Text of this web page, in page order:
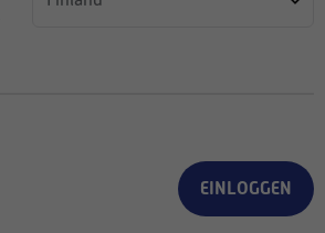
EINLOGGEN